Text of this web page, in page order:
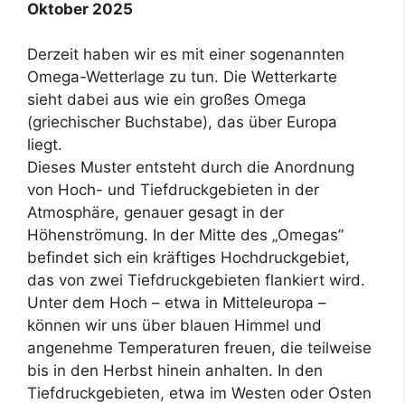
Oktober 2025
Derzeit haben wir es mit einer sogenannten
Omega-Wetterlage zu tun. Die Wetterkarte
sieht dabei aus wie ein großes Omega
(griechischer Buchstabe), das über Europa
liegt.
Dieses Muster entsteht durch die Anordnung
von Hoch- und Tiefdruckgebieten in der
Atmosphäre, genauer gesagt in der
Höhenströmung. In der Mitte des „Omegas”
befindet sich ein kräftiges Hochdruckgebiet,
das von zwei Tiefdruckgebieten flankiert wird.
Unter dem Hoch – etwa in Mitteleuropa –
können wir uns über blauen Himmel und
angenehme Temperaturen freuen, die teilweise
bis in den Herbst hinein anhalten. In den
Tiefdruckgebieten, etwa im Westen oder Osten